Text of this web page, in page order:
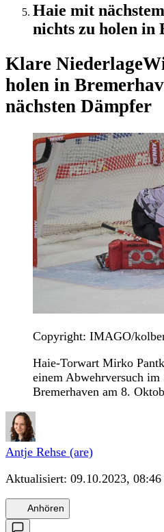
Haie mit
nichts zu holen in
Klare Niederlage
holen in
nächsten Dämpfer
Copyright: IMAGO/
Haie-Torwart Mirko
einem Abwehrversuch im
Bremerhaven am 8.
Antje Rehse (are)
Aktualisiert: 09.10.2023, 08:46
Anhören